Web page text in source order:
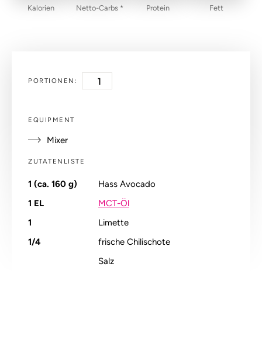
Kalorien Netto-Carbs * Protein Fett
PORTIONEN:
EQUIPMENT
Mixer
ZUTATENLISTE
1 (ca. 160 g)
Hass Avocado
1 EL
MCT-Öl
1
Limette
1/4
frische Chilischote
Salz